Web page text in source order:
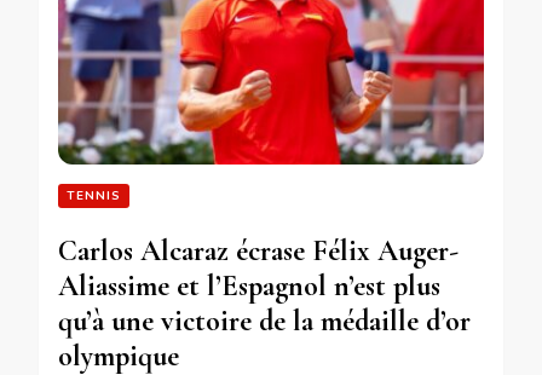
TENNIS
Carlos Alcaraz écrase Félix Auger-
Aliassime et l’Espagnol n’est plus
qu’à une victoire de la médaille d’or
olympique